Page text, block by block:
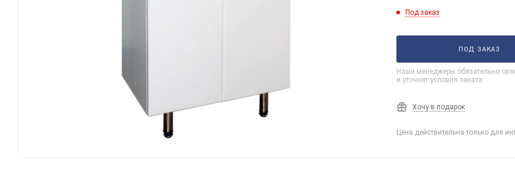
Под заказ
ПОД ЗАКАЗ
Наши менеджеры обязательно
и уточнят условия заказа
Хочу в подарок
Цена действительна только для